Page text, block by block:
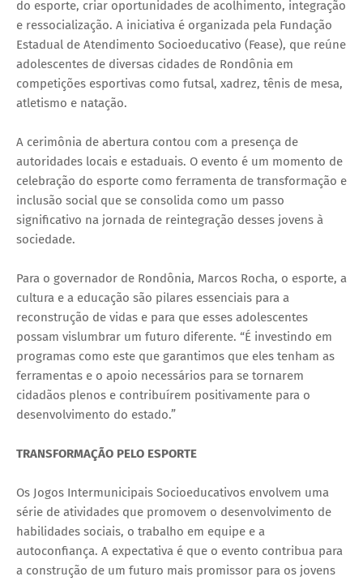
do esporte, criar oportunidades de acolhimento, integração
e ressocialização. A iniciativa é organizada pela Fundação
Estadual de Atendimento Socioeducativo (Fease), que reúne
adolescentes de diversas cidades de Rondônia em
competições esportivas como futsal, xadrez, tênis de mesa,
atletismo e natação.
A cerimônia de abertura contou com a presença de
autoridades locais e estaduais. O evento é um momento de
celebração do esporte como ferramenta de transformação e
inclusão social que se consolida como um passo
significativo na jornada de reintegração desses jovens à
sociedade.
Para o governador de Rondônia, Marcos Rocha, o esporte, a
cultura e a educação são pilares essenciais para a
reconstrução de vidas e para que esses adolescentes
possam vislumbrar um futuro diferente. “É investindo em
programas como este que garantimos que eles tenham as
ferramentas e o apoio necessários para se tornarem
cidadãos plenos e contribuírem positivamente para o
desenvolvimento do estado.”
TRANSFORMAÇÃO PELO ESPORTE
Os Jogos Intermunicipais Socioeducativos envolvem uma
série de atividades que promovem o desenvolvimento de
habilidades sociais, o trabalho em equipe e a
autoconfiança. A expectativa é que o evento contribua para
a construção de um futuro mais promissor para os jovens